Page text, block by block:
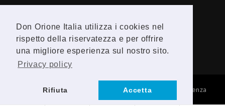
Don Orione Italia utilizza i cookies nel
rispetto della riservatezza e per offrire
una migliore esperienza sul nostro sito.
Privacy policy
Rifiuta Accetta
F
Y
o
t
© 2026 Provincia Religiosa Madre della Divina Provvidenza